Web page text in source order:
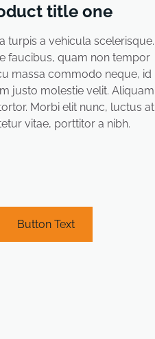
title one
turpis a vehicula scelerisque.
faucibus, quam non tempor
massa commodo neque, id
justo molestie velit. Aliquam
Morbi elit nunc, luctus at
vitae, porttitor a nibh.
Button Text